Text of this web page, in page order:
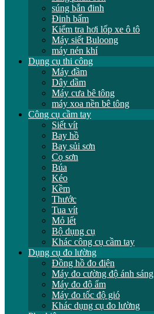
súng bắn đinh
Đinh bấm
Kiểm tra hơi lốp xe ô tô
Máy siết Buloong
máy nén khí
Dụng cụ thi công
Máy đầm
Dây dầm
Máy cưa bê tông
máy xoa nền bê tông
Công cụ cầm tay
Siết vít
Bay hồ
Bay sủi sơn
Cọ sơn
Búa
Kéo
Kềm
Thước
Tua vít
Mỏ lết
Bộ dụng cụ
Khác công cụ cầm tay
Dụng cụ đo lường
Đồng hồ đo điện
Máy đo cường độ ánh sáng
Máy đo độ ẩm
Máy đo tốc độ gió
Khác dụng cụ đo lường